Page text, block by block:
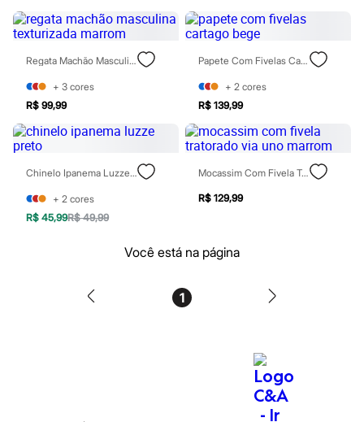
Calçados
Botas
Chinelos
Pantufas
Rasteirinhas
Sandálias
Tênis
Diversão
Marcas
Baby Club
Fifteen
Miss Fifteen
Moda íntima
Calcinhas
Biquínis e Maiôs
Blusas de proteção
Regata Machão Masculina Texturizada Marrom
+ 3 cores
R$ 99,99
Papete Com Fivelas Cartago Bege
+ 2 cores
R$ 139,99
Chinelo Ipanema Luzze Preto
+ 2 cores
R$ 45,99R$ 49,99
Mocassim Com Fivela Tratorado Via Uno Marrom
R$ 129,99
Você está na página
1